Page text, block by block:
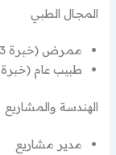
المجال الطبي
ممرض (خبرة 3 سنوات)
طبيب عام (خبرة 3
الهندسة والمشاريع
مدير مشاريع